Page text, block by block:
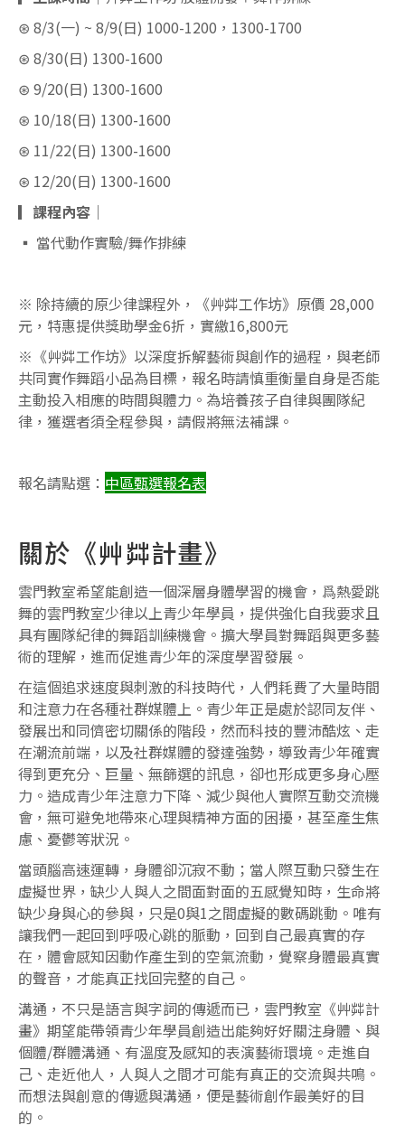
⊛ 8/3(一) ~ 8/9(日) 1000-1200，1300-1700
⊛ 8/30(日) 1300-1600
⊛ 9/20(日) 1300-1600
⊛ 10/18(日) 1300-1600
⊛ 11/22(日) 1300-1600
⊛ 12/20(日) 1300-1600
▎課程內容 ｜
▪️ 當代動作實驗/舞作排練
※ 除持續的原少律課程外，《艸茻工作坊》原價 28,000
元，特惠提供獎助學金6折，實繳16,800元
※《艸茻工作坊》以深度拆解藝術與創作的過程，與老師
共同實作舞蹈小品為目標，報名時請慎重衡量自身是否能
主動投入相應的時間與體力。為培養孩子自律與團隊紀
律，獲選者須全程參與，請假將無法補課。
報名請點選： 中區甄選報名表
關於《艸茻計畫》
雲門教室希望能創造一個深層身體學習的機會，爲熱愛跳
舞的雲門教室少律以上青少年學員，提供強化自我要求且
具有團隊紀律的舞蹈訓練機會。擴大學員對舞蹈與更多藝
術的理解，進而促進青少年的深度學習發展。
在這個追求速度與刺激的科技時代，人們耗費了大量時間
和注意力在各種社群媒體上。青少年正是處於認同友伴、
發展出和同儕密切關係的階段，然而科技的豐沛酷炫、走
在潮流前端，以及社群媒體的發達強勢，導致青少年確實
得到更充分、巨量、無篩選的訊息，卻也形成更多身心壓
力。造成青少年注意力下降、減少與他人實際互動交流機
會，無可避免地帶來心理與精神方面的困擾，甚至產生焦
慮、憂鬱等狀況。
當頭腦高速運轉，身體卻沉寂不動；當人際互動只發生在
虛擬世界，缺少人與人之間面對面的五感覺知時，生命將
缺少身與心的參與，只是0與1之間虛擬的數碼跳動。唯有
讓我們一起回到呼吸心跳的脈動，回到自己最真實的存
在，體會感知因動作產生到的空氣流動，覺察身體最真實
的聲音，才能真正找回完整的自己。
溝通，不只是語言與字詞的傳遞而已，雲門教室《艸茻計
畫》期望能帶領青少年學員創造出能夠好好關注身體、與
個體/群體溝通、有溫度及感知的表演藝術環境。走進自
己、走近他人，人與人之間才可能有真正的交流與共鳴。
而想法與創意的傳遞與溝通，便是藝術創作最美好的目
的。